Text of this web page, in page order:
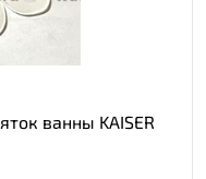
ванны KAISER